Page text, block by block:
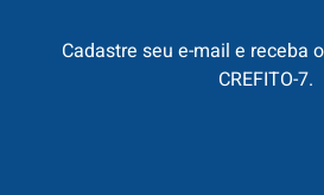
Cadastre seu e-mail e receba
CREFITO-7.